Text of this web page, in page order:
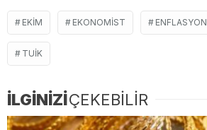
EKIM EKONOMIST ENFLASYON
TUIK
İLGİNİZİÇEKEBİLİR